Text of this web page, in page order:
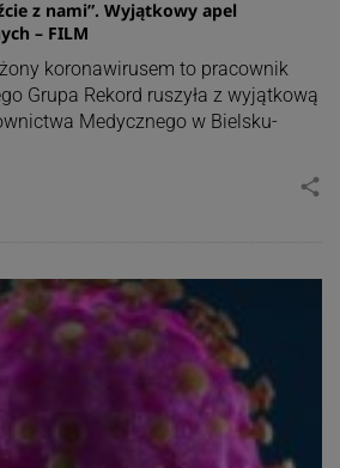
z nami”. Wyjątkowy apel
– FILM
koronawirusem to pracownik
Grupa Rekord ruszyła z wyjątkową
Medycznego w Bielsku-
share